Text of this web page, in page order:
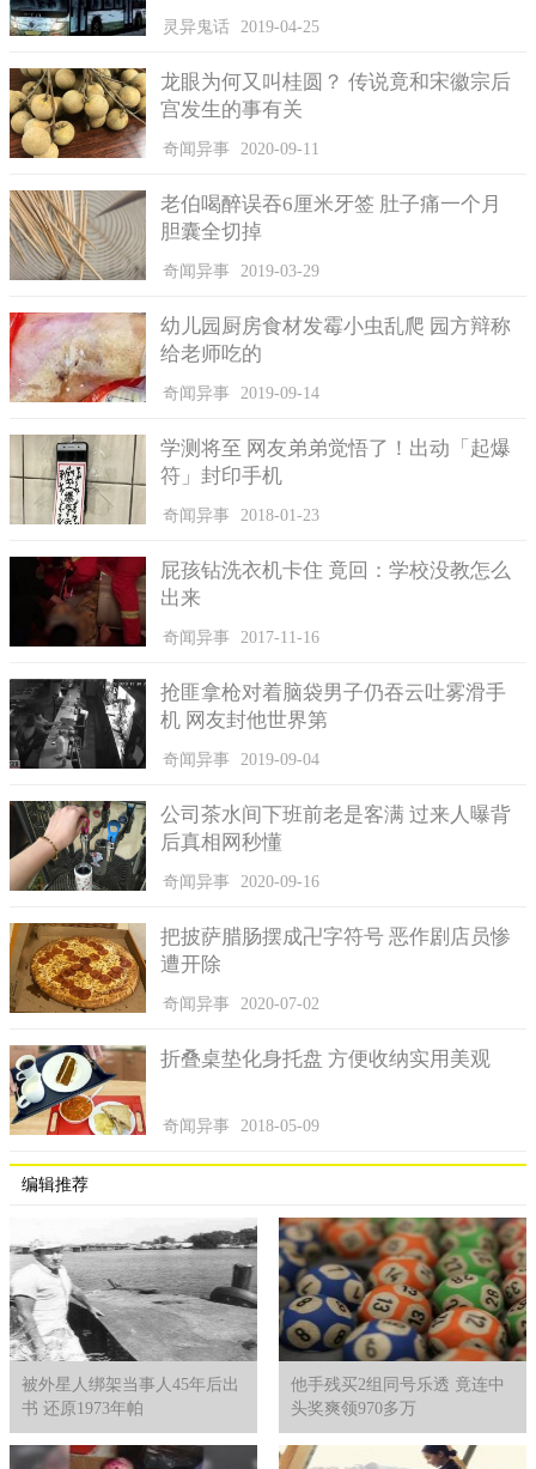
灵异鬼话 2019-04-25
龙眼为何又叫桂圆？ 传说竟和宋徽宗后
宫发生的事有关
奇闻异事 2020-09-11
老伯喝醉误吞6厘米牙签 肚子痛一个月
胆囊全切掉
奇闻异事 2019-03-29
幼儿园厨房食材发霉小虫乱爬 园方辩称
给老师吃的
奇闻异事 2019-09-14
学测将至 网友弟弟觉悟了！出动「起爆
符」封印手机
奇闻异事 2018-01-23
屁孩钻洗衣机卡住 竟回：学校没教怎么
出来
奇闻异事 2017-11-16
抢匪拿枪对着脑袋男子仍吞云吐雾滑手
机 网友封他世界第
奇闻异事 2019-09-04
公司茶水间下班前老是客满 过来人曝背
后真相网秒懂
奇闻异事 2020-09-16
把披萨腊肠摆成卍字符号 恶作剧店员惨
遭开除
奇闻异事 2020-07-02
折叠桌垫化身托盘 方便收纳实用美观
奇闻异事 2018-05-09
编辑推荐
被外星人绑架当事人45年后出
书 还原1973年帕
他手残买2组同号乐透 竟连中
头奖爽领970多万